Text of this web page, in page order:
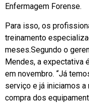
Enfermagem Forense.
Para isso, os
treinamento
meses.Segundo o
Mendes, a expectativa
em novembro. “Já
serviço e já iniciamos a
compra dos